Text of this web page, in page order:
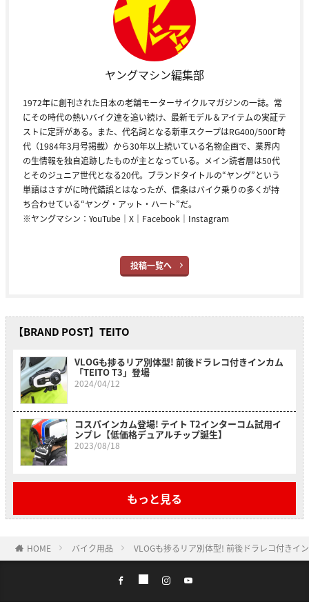
ヤングマシン編集部
1972年に創刊された日本の老舗モーターサイクルマガジンの一誌。常
にその時代の熱いバイク達を追い続け、最新モデル＆アイテムの実証テ
ストに定評がある。また、代名詞となる新車スクープはRG400/500Γ時
代（1984年3月号掲載）から30年以上続いている名物企画で、業界内
の生情報を独自追跡したものが主となっている。メイン読者層は50代
とそのジュニア世代となる20代。ブランドタイトルの“ヤング”という
単語はさすがに時代錯誤とはなったが、信条はバイク乗りの多くが持
ち合わせている“ヤング・アット・ハート”だ。
※ヤングマシン： YouTube ｜ X ｜ Facebook ｜ Instagram
投稿一覧へ
【BRAND POST】TEITO
VLOGも捗るリア別体型! 前後ドラレコ付きインカム
「TEITO T3」登場
2024/04/12
コスパインカム登場! テイト T2インターコム試用イ
ンプレ【低価格デュアルチップ誕生】
2023/08/18
もっと見る
HOME バイク用品 VLOGも捗るリア別体型! 前後ドラレコ付きイ